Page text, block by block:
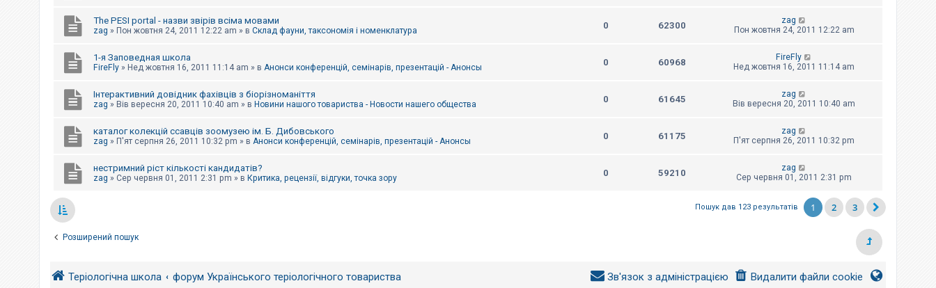
The PESI portal - назви звірів всіма мовами
zag » Пон жовтня 24, 2011 12:22 am » в Склад фауни, таксономія і номенклатура 0 62300
zag
Пон жовтня 24, 2011 12:22 am
1-я Заповедная школа
FireFly » Нед жовтня 16, 2011 11:14 am » в Анонси конференцій, семінарів, презентацій - Анонсы 0 60968
FireFly
Нед жовтня 16, 2011 11:14 am
Інтерактивний довідник фахівців з біорізноманіття
zag » Вів вересня 20, 2011 10:40 am » в Новини нашого товариства - Новости нашего общества 0 61645
zag
Вів вересня 20, 2011 10:40 am
каталог колекцій ссавців зоомузею ім. Б. Дибовського
zag » П'ят серпня 26, 2011 10:32 pm » в Анонси конференцій, семінарів, презентацій - Анонсы 0 61175
zag
П'ят серпня 26, 2011 10:32 pm
нестримний ріст кількості кандидатів?
zag » Сер червня 01, 2011 2:31 pm » в Критика, рецензії, відгуки, точка зору 0 59210
zag
Сер червня 01, 2011 2:31 pm
Пошук дав 123 результатів 1 2 3
Розширений пошук
Теріологічна школа форум Українського теріологічного товариства Видалити файли cookie
Зв'язок з адміністрацією